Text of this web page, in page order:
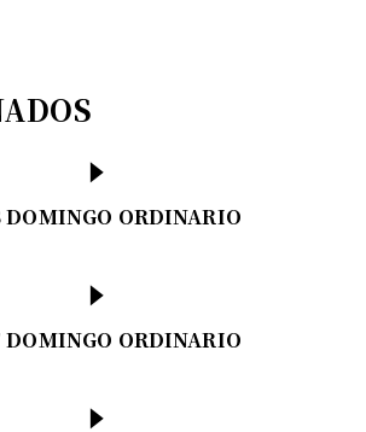
DOMINGO ORDINARIO
DOMINGO ORDINARIO